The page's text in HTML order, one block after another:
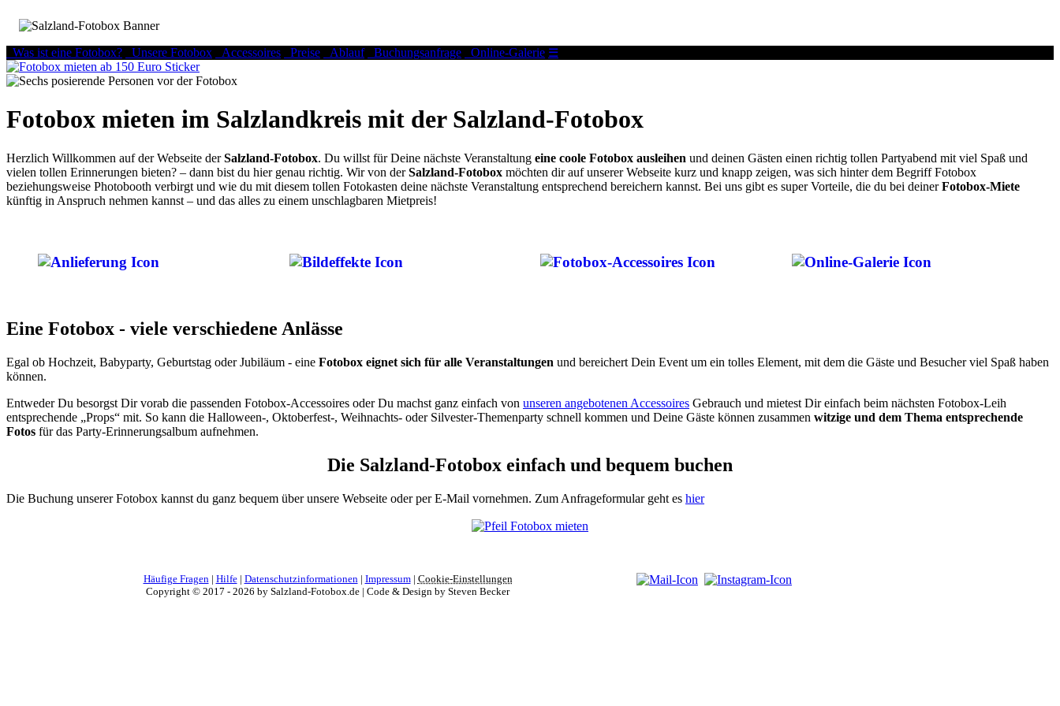
Was ist eine Fotobox? Unsere Fotobox Accessoires Preise Ablauf Buchungsanfrage Online-Galerie ☰
Fotobox mieten im Salzlandkreis mit der Salzland-Fotobox
Herzlich Willkommen auf der Webseite derSalzland-Fotobox. Du willst für Deine nächste Veranstaltung eine coole Fotobox ausleihen und deinen Gästen einen richtig tollen Partyabend mit viel Spaß und
vielen tollen Erinnerungen bieten? – dann bist du hier genau richtig. Wir von derSalzland-Fotobox möchten dir auf unserer Webseite kurz und knapp zeigen, was sich hinter dem Begriff Fotobox
beziehungsweise Photobooth verbirgt und wie du mit diesem tollen Fotokasten deine nächste Veranstaltung entsprechend bereichern kannst. Bei uns gibt es super Vorteile, die du bei deinerFotobox-Miete
künftig in Anspruch nehmen kannst – und das alles zu einem unschlagbaren Mietpreis!
Eine Fotobox - viele verschiedene Anlässe
Egal ob Hochzeit, Babyparty, Geburtstag oder Jubiläum - eine Fotobox eignet sich für alle Veranstaltungen und bereichert Dein Event um ein tolles Element, mit dem die Gäste und Besucher viel Spaß haben
können.
Entweder Du besorgst Dir vorab die passenden Fotobox-Accessoires oder Du machst ganz einfach von unseren angebotenen Accessoires Gebrauch und mietest Dir einfach beim nächsten Fotobox-Leih
entsprechende „Props“ mit. So kann die Halloween-, Oktoberfest-, Weihnachts- oder Silvester-Themenparty schnell kommen und Deine Gäste können zusammen witzige und dem Thema entsprechende
Fotos für das Party-Erinnerungsalbum aufnehmen.
Die Salzland-Fotobox einfach und bequem buchen
Die Buchung unserer Fotobox kannst du ganz bequem über unsere Webseite oder per E-Mail vornehmen. Zum Anfrageformular geht es hier
Häufige Fragen| Hilfe| Datenschutzinformationen| Impressum| Cookie-Einstellungen
Copyright © 2017 - 2026 by Salzland-Fotobox.de | Code & Design by Steven Becker